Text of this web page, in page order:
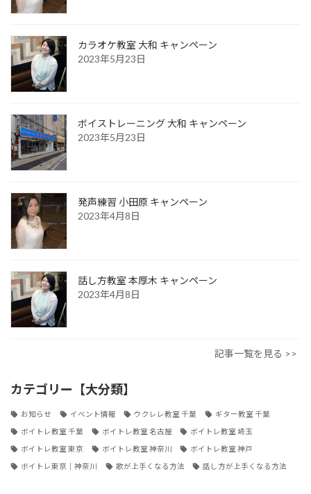
カラオケ教室 大和 キャンペーン
2023年5月23日
ボイストレーニング 大和 キャンペーン
2023年5月23日
発声練習 小田原 キャンペーン
2023年4月8日
話し方教室 本厚木 キャンペーン
2023年4月8日
記事一覧を見る >>
カテゴリー【大分類】
お知らせ イベント情報 ウクレレ教室 千葉 ギター教室 千葉
ボイトレ教室 千葉 ボイトレ教室 名古屋 ボイトレ教室 埼玉
ボイトレ教室 東京 ボイトレ教室 神奈川 ボイトレ教室 神戸
ボイトレ東京｜神奈川 歌が上手くなる方法 話し方が上手くなる方法